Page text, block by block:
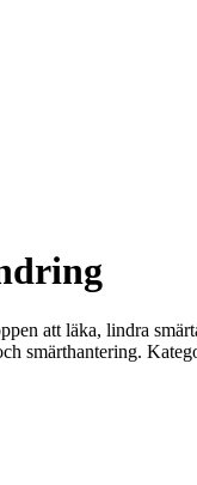
att läka, lindra
smärthantering.